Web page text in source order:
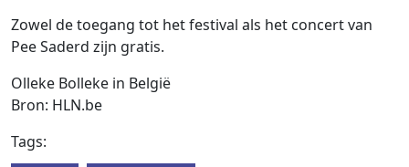
Zowel de toegang tot het festival als het concert van
Pee Saderd zijn gratis.
Olleke Bolleke in België
Bron: HLN.be
Tags: